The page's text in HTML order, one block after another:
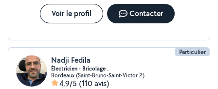
recommande à 100%, merci encore
Voir le profil Contacter
Particulier
Nadji Fedila
Électricien - Bricolage .
Bordeaux (Saint-Bruno-Saint-Victor 2)
4,9/5 (110 avis)